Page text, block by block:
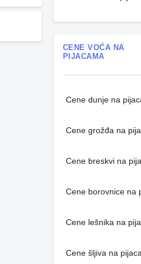
CENE VOĆA NA
PIJACAMA
Cene dunje na
Cene grožđa na
Cene breskvi na
Cene borovnice na
Cene lešnika na
Cene šljiva na